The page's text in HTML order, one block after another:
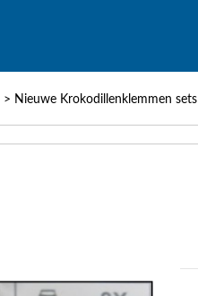
> Nieuwe Krokodillenklemmen sets